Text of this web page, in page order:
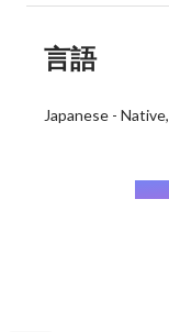
言語
Japanese - Native